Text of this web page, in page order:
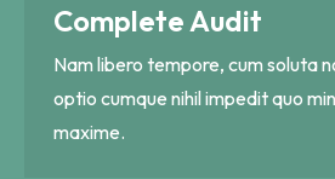
Complete Audit
Nam libero tempore, cum soluta
optio cumque nihil impedit quo
maxime.